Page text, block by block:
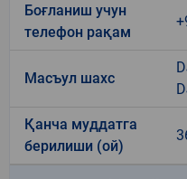
Боғланиш учун
телефон рақам
Масъул шахс
Қанча муддатга
берилиши (ой)